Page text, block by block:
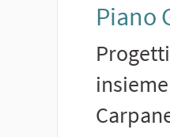
Piano